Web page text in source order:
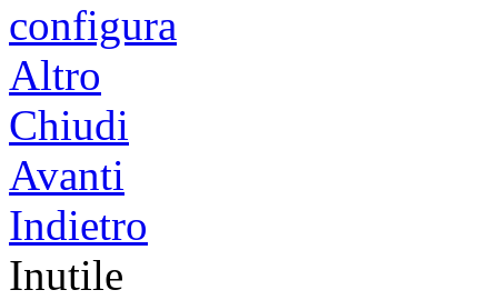
configura
Altro
Chiudi
Avanti
Indietro
Inutile